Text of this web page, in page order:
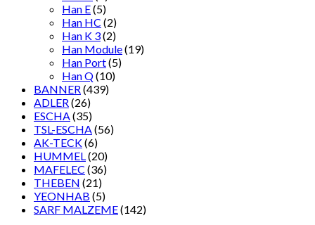
Han E(5)
Han HC (2)
Han K 3(2)
Han Module(19)
Han Port(5)
Han Q(10)
BANNER(439)
ADLER(26)
ESCHA(35)
TSL-ESCHA(56)
AK-TECK(6)
HUMMEL(20)
MAFELEC (36)
THEBEN (21)
YEONHAB (5)
SARF MALZEME(142)